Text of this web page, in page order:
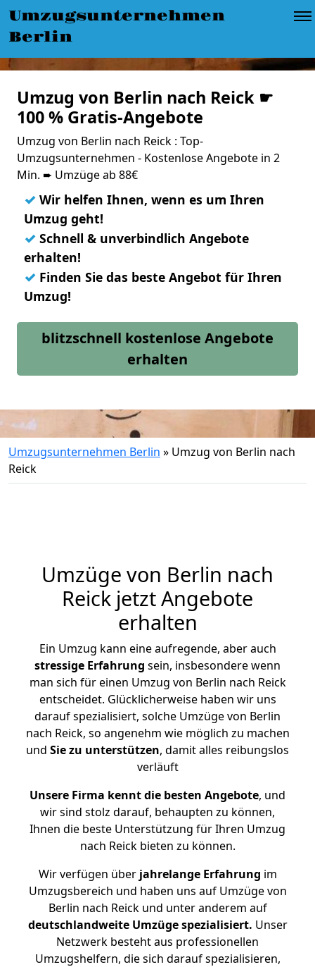
Umzugsunternehmen
Berlin
Umzug von Berlin nach Reick ☛
100 % Gratis-Angebote
Umzug von Berlin nach Reick : Top-
Umzugsunternehmen - Kostenlose Angebote in 2
Min. ➨ Umzüge ab 88€
✓ Wir helfen Ihnen, wenn es um Ihren
Umzug geht!
✓ Schnell & unverbindlich Angebote
erhalten!
✓ Finden Sie das beste Angebot für Ihren
Umzug!
blitzschnell kostenlose Angebote
erhalten
Umzugsunternehmen Berlin » Umzug von Berlin nach
Reick
Umzüge von Berlin nach
Reick jetzt Angebote
erhalten
Ein Umzug kann eine aufregende, aber auch
stressige Erfahrung sein, insbesondere wenn
man sich für einen Umzug von Berlin nach Reick
entscheidet. Glücklicherweise haben wir uns
darauf spezialisiert, solche Umzüge von Berlin
nach Reick, so angenehm wie möglich zu machen
und Sie zu unterstützen, damit alles reibungslos
verläuft
Unsere Firma kennt die besten Angebote, und
wir sind stolz darauf, behaupten zu können,
Ihnen die beste Unterstützung für Ihren Umzug
nach Reick bieten zu können.
Wir verfügen überjahrelange Erfahrung im
Umzugsbereich und haben uns auf Umzüge von
Berlin nach Reick und unter anderem auf
deutschlandweite Umzüge spezialisiert. Unser
Netzwerk besteht aus professionellen
Umzugshelfern, die sich darauf spezialisieren,